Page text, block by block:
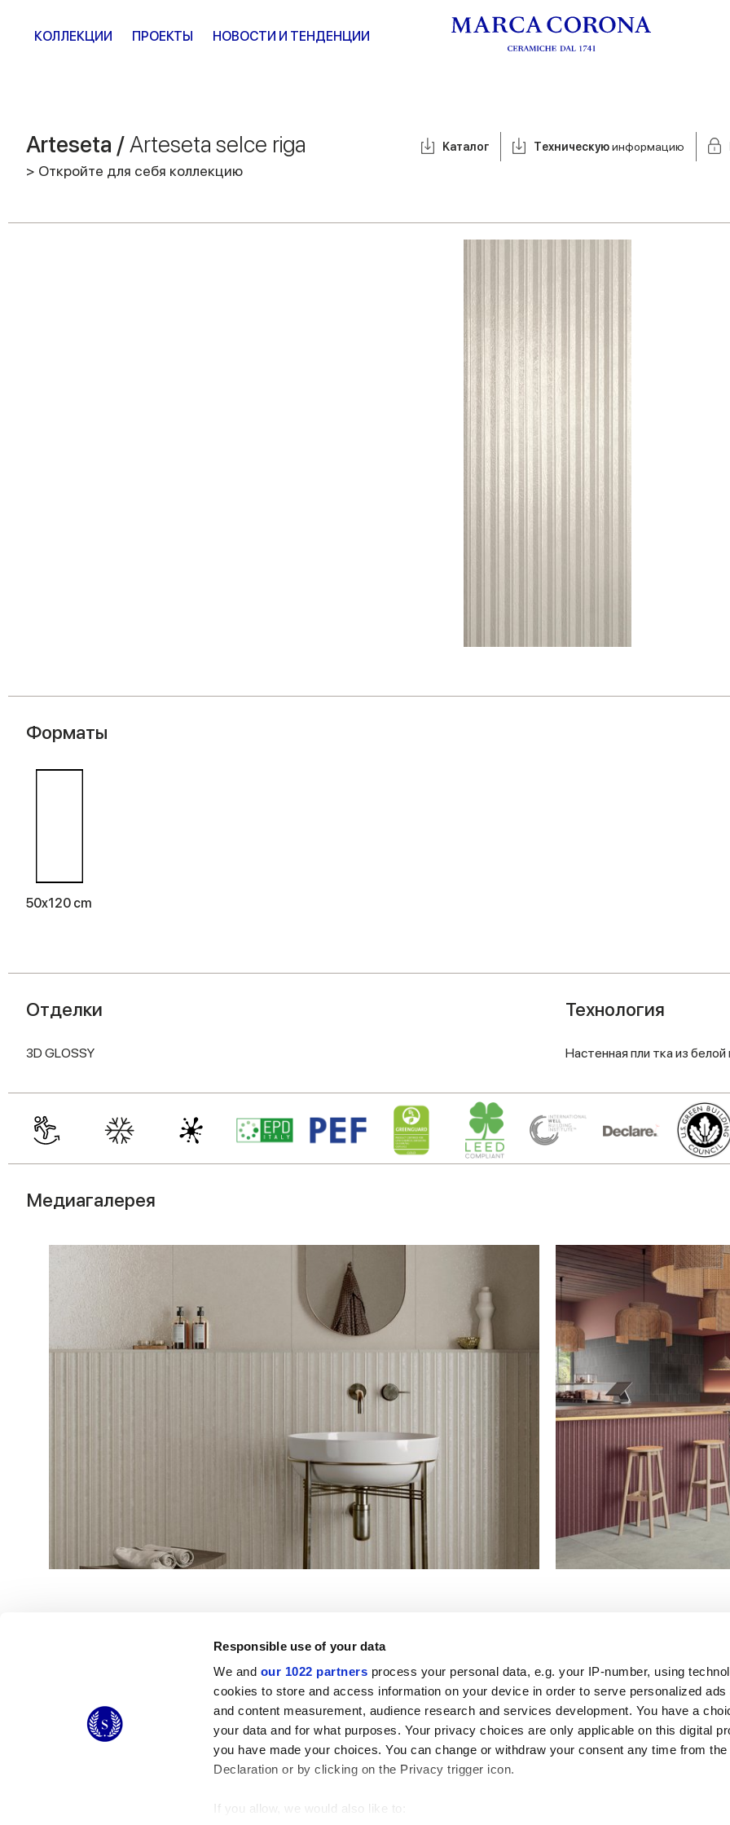
Responsible use of your data
We and our 1022 partners process your personal data, e.g. your IP-number, using
cookies to store and access information on your device in order to serve personalized ads
and content measurement, audience research and services development. You have a
your data and for what purposes. Your privacy choices are only applicable on this digital
you have made your choices. You can change or withdraw your consent any time from
Declaration or by clicking on the Privacy trigger icon.
If you allow, we would also like to:
КОЛЛЕКЦИИ ПРОЕКТЫ НОВОСТИ И ТЕНДЕНЦИИ
Arteseta /Arteseta selce riga
> Откройте для себя коллекцию
Kаталог Tехническуюинформацию
Форматы
50x120 cm
Отделки
3D GLOSSY
Технология
Настенная пли тка из белой
Медиагалерея
© 2026 CERAMICHE MARCA CORONA S.P.A.
Ceramiche Marca Corona
S.p.a. - P.IVA: IT00628160368
Via Emilia Romagna 7, 41049 Sassuolo (MO) Italy
T: +39 0536 867200
Полезные ссылки
Моя Marca Corona
Обращайтесь к нам
Galleria Marca Corona
Керамогранит
Юридическая зона
Условия продажи
Файлы cookie
Пересмотрите ваш выбор